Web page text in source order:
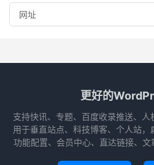
更好的
支持快讯、专题、百度收录推送、
用于垂直站点、科技博客、个人站
功能配置、会员中心、直达链接、